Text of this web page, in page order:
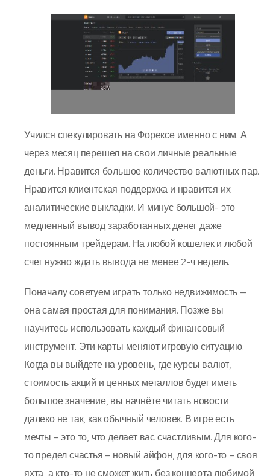
Учился спекулировать на Форексе именно с ним. А
через месяц перешел на свои личные реальные
деньги. Нравится большое количество валютных пар.
Нравится клиентская поддержка и нравится их
аналитические выкладки. И минус большой- это
медленный вывод заработанных денег даже
постоянным трейдерам. На любой кошелек и любой
счет нужно ждать вывода не менее 2-ч недель.
Поначалу советуем играть только недвижимость —
она самая простая для понимания. Позже вы
научитесь использовать каждый финансовый
инструмент. Эти карты меняют игровую ситуацию.
Когда вы выйдете на уровень, где курсы валют,
стоимость акций и ценных металлов будет иметь
большое значение, вы начнёте читать новости
далеко не так, как обычный человек. В игре есть
мечты – это то, что делает вас счастливым. Для кого-
то предел счастья – новый айфон, для кого-то – своя
яхта, а кто-то не сможет жить без концерта любимой